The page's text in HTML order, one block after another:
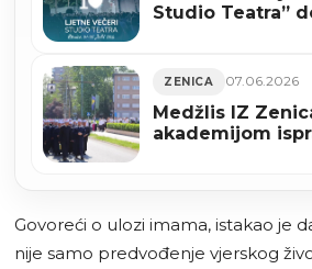
Studio Teatra”
ZENICA 07.06.2026
Medžlis IZ
akademijom
Govoreći o ulozi imama, istakao je
nije samo predvođenje vjerskog